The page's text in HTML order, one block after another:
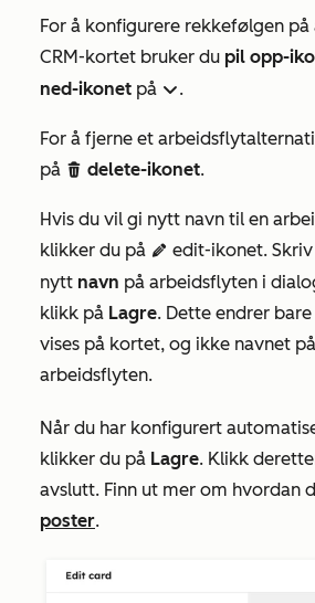
For å konfigurere rekkefølgen
CRM-kortet bruker du pil opp-
ned-ikonet på downarro.
For å fjerne et
på delete delete-ikonet.
Hvis du vil gi nytt navn til en
klikker du på edit edit-ikonet.
nytt navn på arbeidsflyten i
klikk på Lagre. Dette endrer
vises på kortet, og ikke navnet
arbeidsflyten.
Når du har konfigurert
klikker du på Lagre. Klikk
avslutt. Finn ut mer om hvordan
poster.